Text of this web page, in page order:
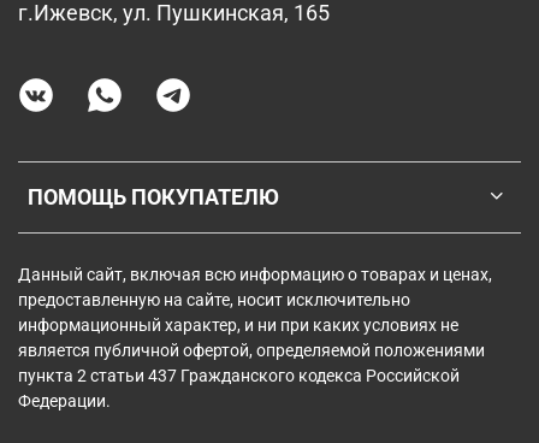
ПОМОЩЬ ПОКУПАТЕЛЮ
г.Ижевск, ул. Пушкинская, 165
Данный сайт, включая всю информацию о товарах и ценах,
предоставленную на сайте, носит исключительно
информационный характер, и ни при каких условиях не
является публичной офертой, определяемой положениями
пункта 2 статьи 437 Гражданского кодекса Российской
Федерации.